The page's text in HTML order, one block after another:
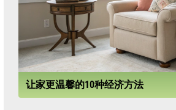
让家更温馨的10种经济方法